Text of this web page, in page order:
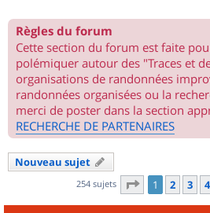
Règles du forum
Cette section du forum est faite
polémiquer autour des "Traces et
organisations de randonnées
randonnées organisées ou la
merci de poster dans la section
RECHERCHE DE PARTENAIRES
Nouveau sujet
254 sujets Page 1sur
1 2 3 4